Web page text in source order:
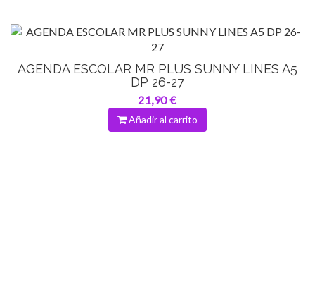
AGENDA ESCOLAR MR PLUS SUNNY LINES A5
DP 26-27
21,90 €
Añadir al carrito